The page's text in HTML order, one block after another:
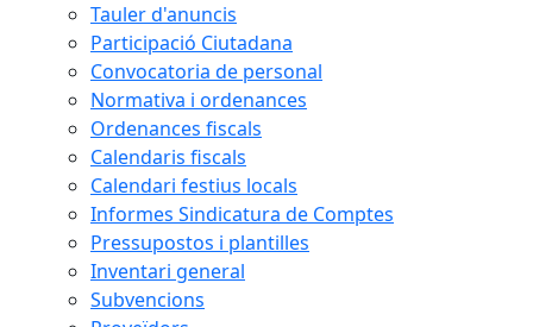
Tauler d'anuncis
Participació Ciutadana
Convocatoria de personal
Normativa i ordenances
Ordenances fiscals
Calendaris fiscals
Calendari festius locals
Informes Sindicatura de Comptes
Pressupostos i plantilles
Inventari general
Subvencions